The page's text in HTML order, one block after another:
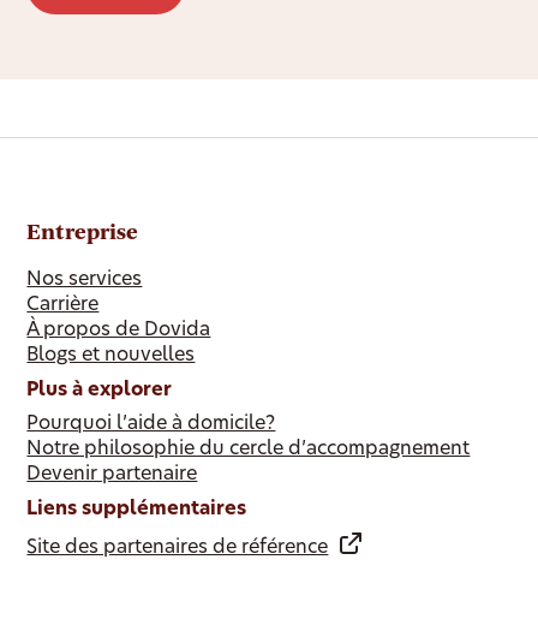
Entreprise
Nos services
Carrière
À propos de Dovida
Blogs et nouvelles
Plus à explorer
Pourquoi l’aide à domicile?
Notre philosophie du cercle d’accompagnement
Devenir partenaire
Liens supplémentaires
Site des partenaires de référence